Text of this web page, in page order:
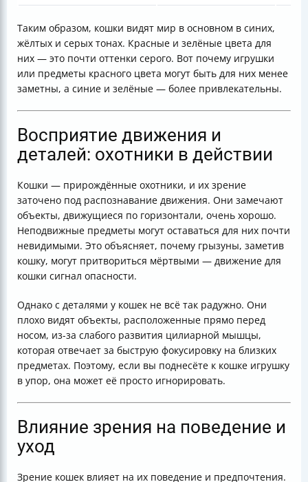
Таким образом, кошки видят мир в основном в синих,
жёлтых и серых тонах. Красные и зелёные цвета для
них — это почти оттенки серого. Вот почему игрушки
или предметы красного цвета могут быть для них менее
заметны, а синие и зелёные — более привлекательны.
Восприятие движения и
деталей: охотники в действии
Кошки — прирождённые охотники, и их зрение
заточено под распознавание движения. Они замечают
объекты, движущиеся по горизонтали, очень хорошо.
Неподвижные предметы могут оставаться для них почти
невидимыми. Это объясняет, почему грызуны, заметив
кошку, могут притвориться мёртвыми — движение для
кошки сигнал опасности.
Однако с деталями у кошек не всё так радужно. Они
плохо видят объекты, расположенные прямо перед
носом, из-за слабого развития цилиарной мышцы,
которая отвечает за быструю фокусировку на близких
предметах. Поэтому, если вы поднесёте к кошке игрушку
в упор, она может её просто игнорировать.
Влияние зрения на поведение и
уход
Зрение кошек влияет на их поведение и предпочтения.